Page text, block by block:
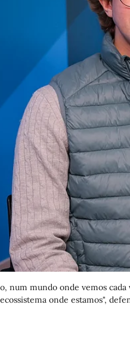
num mundo onde vemos
onde estamos",